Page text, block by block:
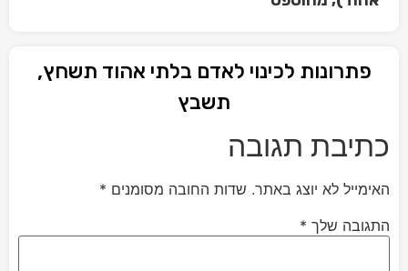
פתרונות לכינוי לאדם בלתי אהוד תשחץ,
תשבץ
כתיבת תגובה
האימייל לא יוצג באתר. שדות החובה מסומנים *
התגובה שלך *